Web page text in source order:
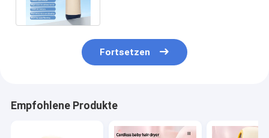
Fortsetzen
Empfohlene Produkte